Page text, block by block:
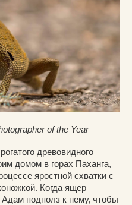
of the Year
древовидного
домом в горах Паханга,
яростной схватки с
Когда ящер
подполз к нему, чтобы